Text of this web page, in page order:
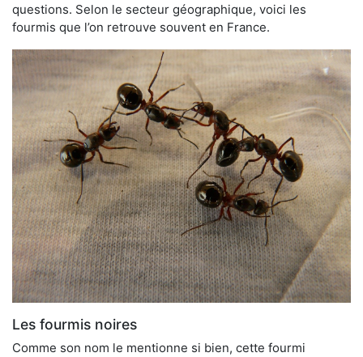
questions. Selon le secteur géographique, voici les
fourmis que l’on retrouve souvent en France.
Les fourmis noires
Comme son nom le mentionne si bien, cette fourmi